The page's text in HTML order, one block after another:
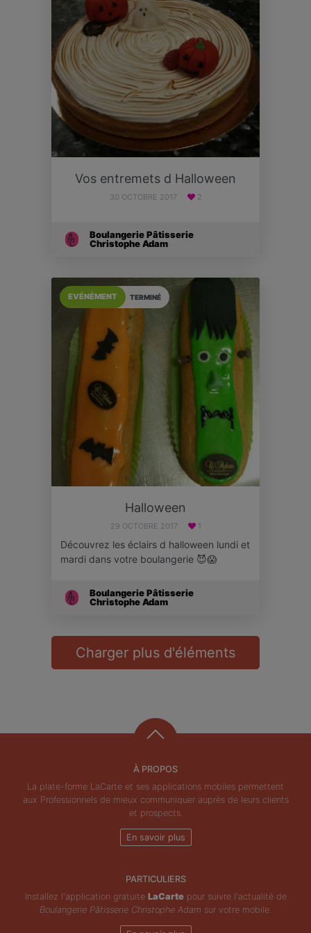
Vos entremets d Halloween
30 OCTOBRE 2017 2
Boulangerie Pâtisserie
Christophe Adam
TERMINÉ
EVÉNÉMENT
Halloween
29 OCTOBRE 2017 1
Découvrez les éclairs d halloween lundi et
mardi dans votre boulangerie 😈😱
Boulangerie Pâtisserie
Christophe Adam
Charger plus d'éléments
À PROPOS
La plate-forme LaCarte et ses applications mobiles permettent
aux Professionnels de mieux communiquer auprès de leurs clients
et prospects.
En savoir plus
PARTICULIERS
Installez l'application gratuite LaCartepour suivre l'actualité de
Boulangerie Pâtisserie Christophe Adam sur votre mobile.